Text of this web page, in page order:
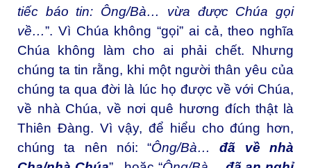
tiếc báo tin: Ông/Bà… vừa được Chúa gọi
về…”. Vì Chúa không “gọi” ai cả, theo nghĩa
Chúa không làm cho ai phải chết. Nhưng
chúng ta tin rằng, khi một người thân yêu của
chúng ta qua đời là lúc họ được về với Chúa,
về nhà Chúa, về nơi quê hương đích thật là
Thiên Đàng. Vì vậy, để hiểu cho đúng hơn,
chúng ta nên nói: “Ông/Bà…đã về nhà